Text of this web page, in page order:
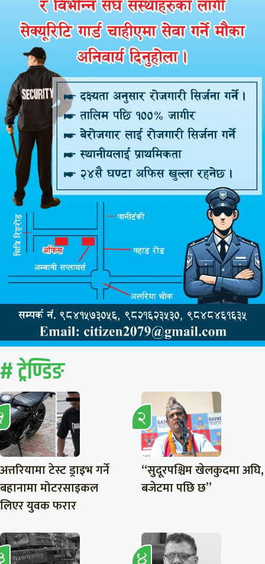
# ट्रेण्डिङ
अत्तरियामा टेस्ट ड्राइभ गर्ने
बहानामा मोटरसाइकल
लिएर युवक फरार
“सुदूरपश्चिम खेलकुदमा अघि,
बजेटमा पछि छ”